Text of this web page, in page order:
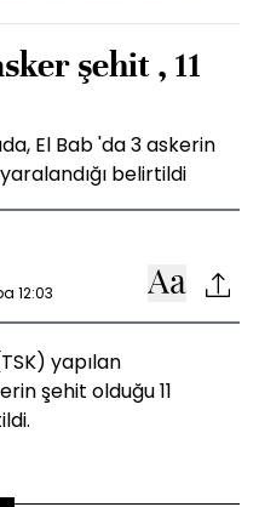
şehit , 11
El Bab 'da 3 askerin
belirtildi
12:03
yapılan
şehit olduğu 11